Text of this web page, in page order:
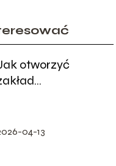
otworzyć
04-13